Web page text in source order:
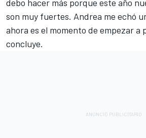
debo hacer más porque este año
son muy fuertes. Andrea me echó
ahora es el momento de empezar a
concluye.